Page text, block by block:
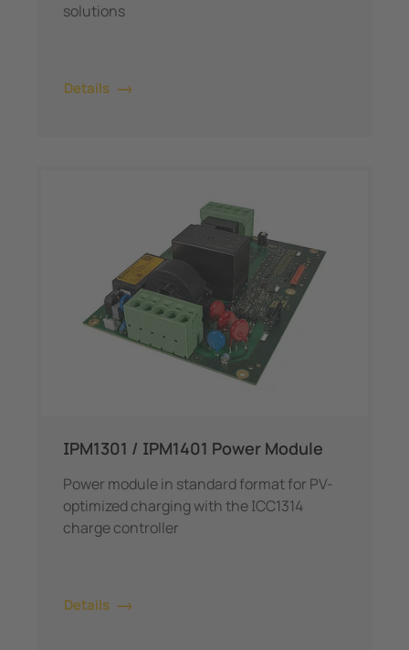
solutions
Details
IPM1301 / IPM1401 Power Module
Power module in standard format for PV-
optimized charging with the ICC1314
charge controller
Details